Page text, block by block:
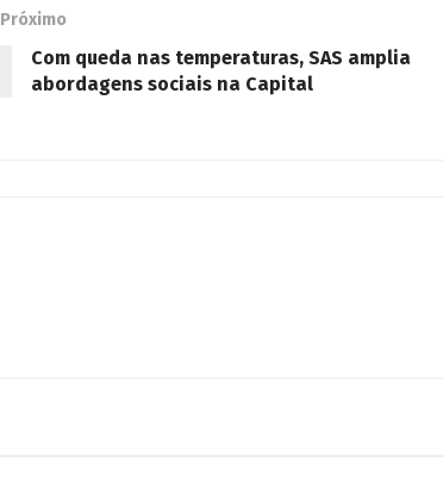
Próximo
Com queda nas temperaturas, SAS amplia
abordagens sociais na Capital